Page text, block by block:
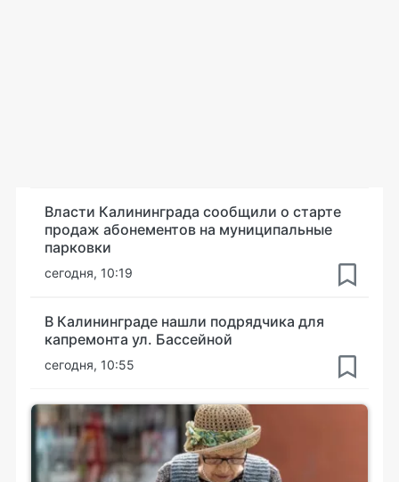
Власти Калининграда сообщили о старте
продаж абонементов на муниципальные
парковки
сегодня, 10:19
В Калининграде нашли подрядчика для
капремонта ул. Бассейной
сегодня, 10:55